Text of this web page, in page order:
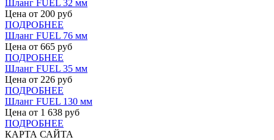
Шланг FUEL 32 мм
Цена от 200 руб
ПОДРОБНЕЕ
Шланг FUEL 76 мм
Цена от 665 руб
ПОДРОБНЕЕ
Шланг FUEL 35 мм
Цена от 226 руб
ПОДРОБНЕЕ
Шланг FUEL 130 мм
Цена от 1 638 руб
ПОДРОБНЕЕ
КАРТА САЙТА